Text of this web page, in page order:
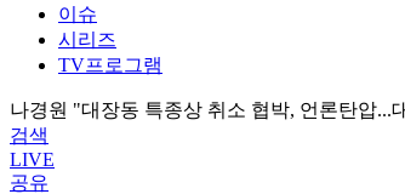
이슈
시리즈
TV프로그램
나경원 "대장동 특종상 취소 협박, 언론탄압...
검색
LIVE
공유